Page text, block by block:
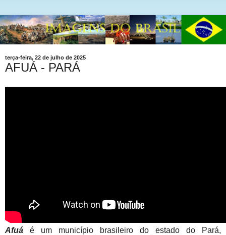
terça-feira, 22 de julho de 2025
AFUÁ - PARÁ
Afuá é um município brasileiro do estado do Pará,